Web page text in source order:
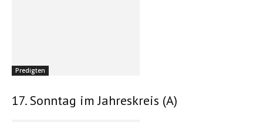
Predigten
17. Sonntag im Jahreskreis (A)